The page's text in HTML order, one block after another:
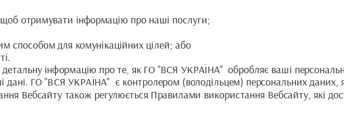
отримувати інформацію про наші послуги;
способом для комунікаційних цілей; або
детальну інформацію про те, як ГО "ВСЯ УКРАЇНА"  обробляє ваші
ГО "ВСЯ УКРАЇНА"  є контролером (володільцем) персональних даних,
Вебсайту також регулюється Правилами використання Вебсайту, які